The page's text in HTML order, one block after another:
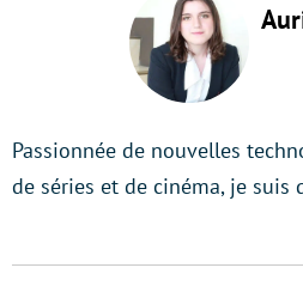
Passionnée de nouvelles
de séries et de cinéma, je